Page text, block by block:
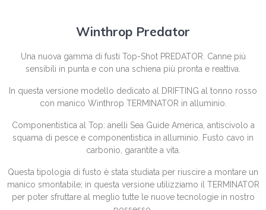
Winthrop Predator
Una nuova gamma di fusti Top-Shot PREDATOR. Canne più
sensibili in punta e con una schiena più pronta e reattiva.
In questa versione modello dedicato al DRIFTING al tonno rosso
con manico Winthrop TERMINATOR in alluminio.
Componentistica al Top: anelli Sea Guide America, antiscivolo a
squama di pesce e componentistica in alluminio. Fusto cavo in
carbonio, garantite a vita.
Questa tipologia di fusto è stata studiata per riuscire a montare un
manico smontabile; in questa versione utilizziamo il TERMINATOR
per poter sfruttare al meglio tutte le nuove tecnologie in nostro